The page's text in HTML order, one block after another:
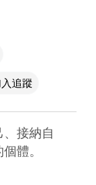
追蹤
接納自
體。